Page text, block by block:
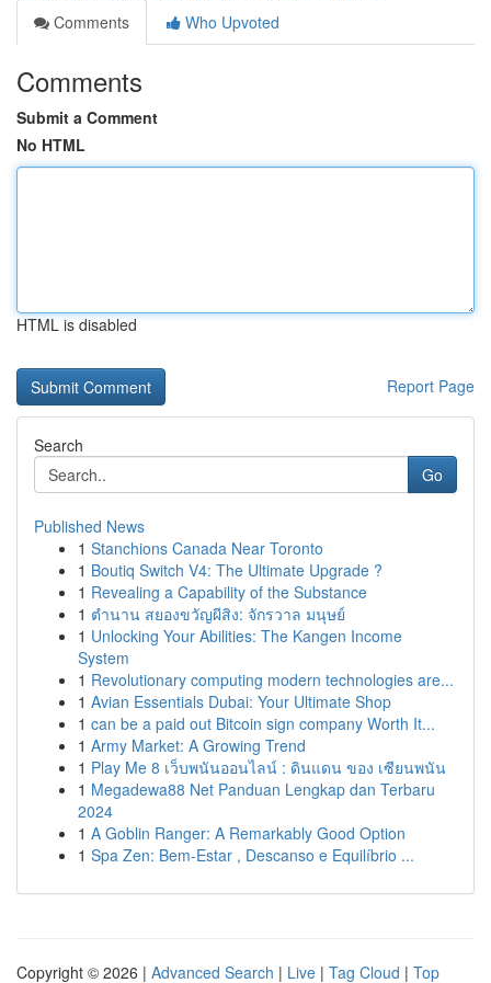
Comments
Who Upvoted
Comments
Submit a Comment
No HTML
HTML is disabled
Report Page
Search
Go
Published News
1 Stanchions Canada Near Toronto
1 Boutiq Switch V4: The Ultimate Upgrade ?
1 Revealing a Capability of the Substance
1 ตำนาน สยองขวัญผีสิง: จักรวาล มนุษย์
1 Unlocking Your Abilities: The Kangen Income
System
1 Revolutionary computing modern technologies are...
1 Avian Essentials Dubai: Your Ultimate Shop
1 can be a paid out Bitcoin sign company Worth It...
1 Army Market: A Growing Trend
1 Play Me 8 เว็บพนันออนไลน์ : ดินแดน ของ เซียนพนัน
1 Megadewa88 Net Panduan Lengkap dan Terbaru
2024
1 A Goblin Ranger: A Remarkably Good Option
1 Spa Zen: Bem-Estar , Descanso e Equilíbrio ...
Copyright © 2026 | Advanced Search | Live | Tag Cloud | Top